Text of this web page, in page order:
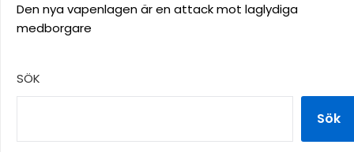
Den nya vapenlagen är en attack mot laglydiga
medborgare
SÖK
Sök